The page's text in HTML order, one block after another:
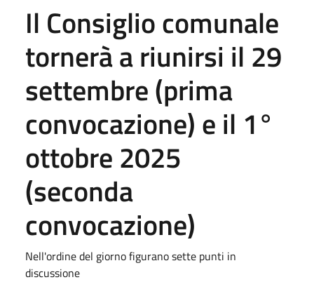
Il Consiglio comunale
tornerà a riunirsi il 29
settembre (prima
convocazione) e il 1°
ottobre 2025
(seconda
convocazione)
Nell'ordine del giorno figurano sette punti in
discussione